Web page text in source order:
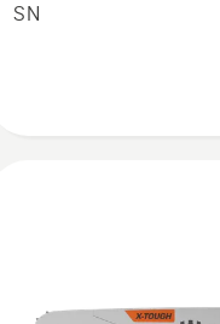
3/8"
SN